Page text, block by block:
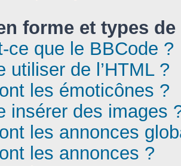
forme et types
ce que le BBCode ?
utiliser de l’HTML ?
les émoticônes ?
insérer des images
les annonces
les annonces ?